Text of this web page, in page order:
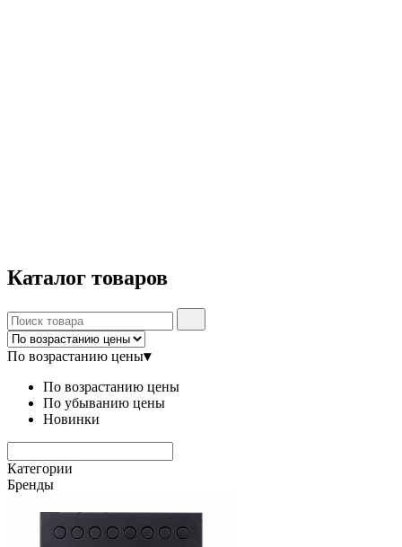
Каталог товаров
По возрастанию цены▾
По возрастанию цены
По убыванию цены
Новинки
Категории
Бренды